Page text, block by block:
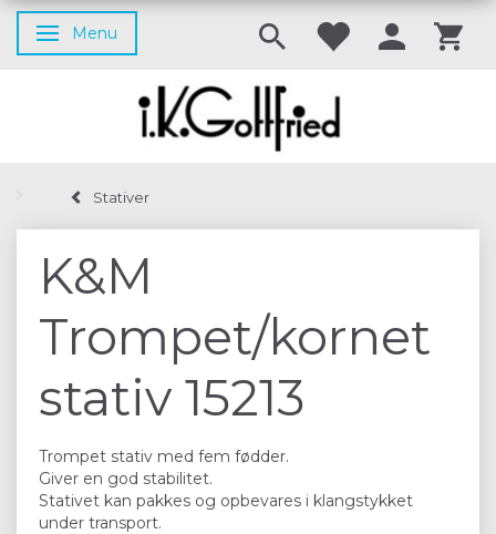
Skifte navigation
Menu
Stativer
K&M
Trompet/kornet
stativ 15213
Trompet stativ med fem fødder.
Giver en god stabilitet.
Stativet kan pakkes og opbevares i klangstykket
under transport.